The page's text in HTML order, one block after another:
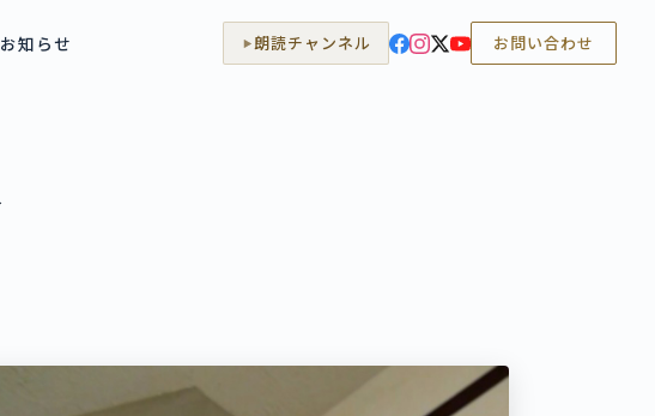
お知らせ 朗読チャンネル お問い合わせ